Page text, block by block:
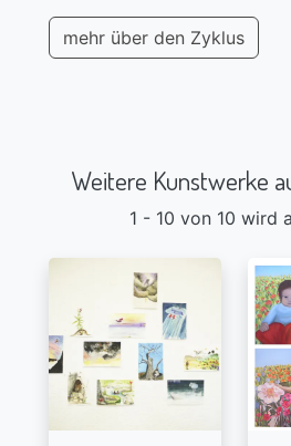
mehr über den Zyklus
Weitere Kunstwerke
1 - 10 von 10 wird